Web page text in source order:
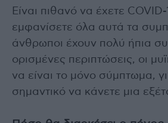
Είναι πιθανό να έχετε
εμφανίσετε όλα αυτά τα
άνθρωποι έχουν πολύ ήπια
ορισμένες περιπτώσεις, οι
να είναι το μόνο σύμπτωμα,
σημαντικό να κάνετε μια